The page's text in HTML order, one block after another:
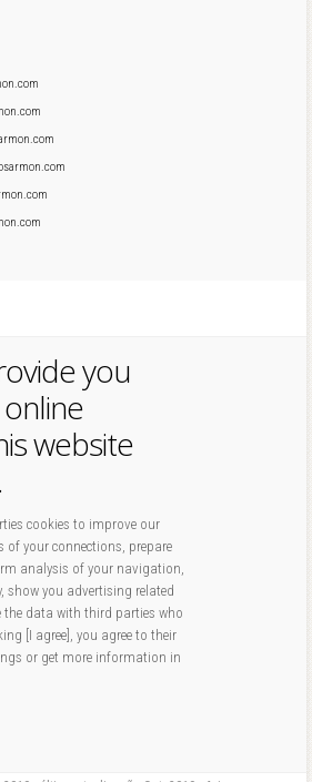
you
website
cookies to improve our
of your connections, prepare
analysis of your navigation,
show you advertising related
the data with third parties who
[I agree], you agree to their
or get more information in